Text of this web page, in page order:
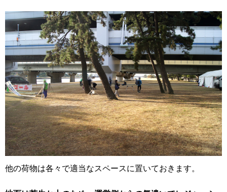
他の荷物は各々で適当なスペースに置いておきます。